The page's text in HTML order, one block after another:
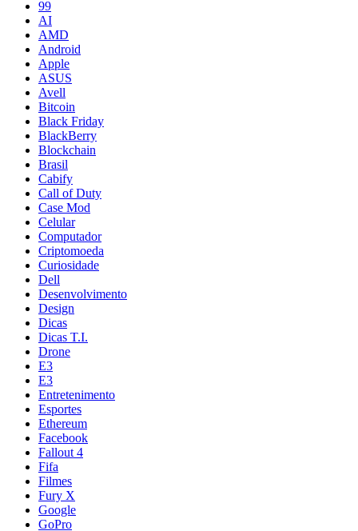
99
AI
AMD
Android
Apple
ASUS
Avell
Bitcoin
Black Friday
BlackBerry
Blockchain
Brasil
Cabify
Call of Duty
Case Mod
Celular
Computador
Criptomoeda
Curiosidade
Dell
Desenvolvimento
Design
Dicas
Dicas T.I.
Drone
E3
E3
Entretenimento
Esportes
Ethereum
Facebook
Fallout 4
Fifa
Filmes
Fury X
Google
GoPro